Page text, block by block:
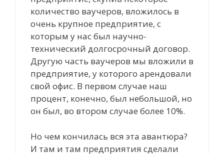
количество ваучеров, вложилось в
очень крупное предприятие, с
которым у нас был научно-
технический долгосрочный договор.
Другую часть ваучеров мы вложили в
предприятие, у которого арендовали
свой офис. В первом случае наш
процент, конечно, был небольшой, но
он был, во втором случае более 10%.
Но чем кончилась вся эта авантюра?
И там и там предприятия сделали